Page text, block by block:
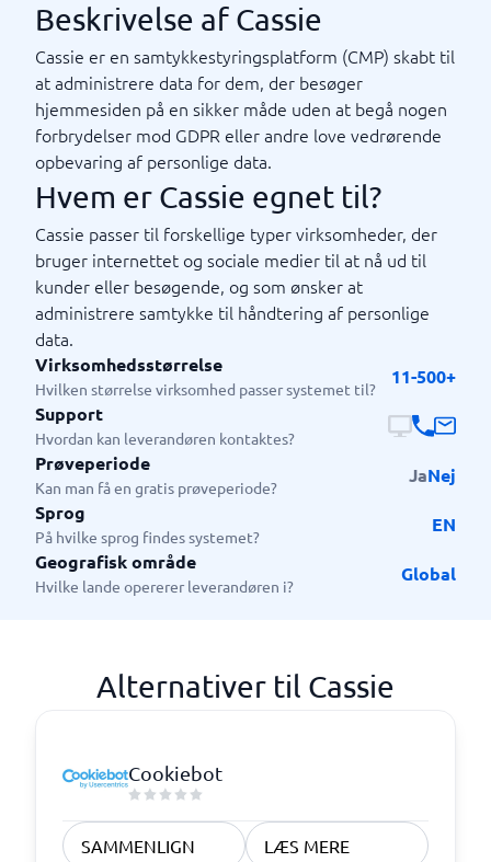
Beskrivelse af Cassie
Cassie er en samtykkestyringsplatform (CMP) skabt til
at administrere data for dem, der besøger
hjemmesiden på en sikker måde uden at begå nogen
forbrydelser mod GDPR eller andre love vedrørende
opbevaring af personlige data.
Hvem er Cassie egnet til?
Cassie passer til forskellige typer virksomheder, der
bruger internettet og sociale medier til at nå ud til
kunder eller besøgende, og som ønsker at
administrere samtykke til håndtering af personlige
data.
Virksomhedsstørrelse
Hvilken størrelse virksomhed passer systemet til?
11-500+
Support
Hvordan kan leverandøren kontaktes?
Prøveperiode
Kan man få en gratis prøveperiode?
JaNej
Sprog
På hvilke sprog findes systemet?
EN
Geografisk område
Hvilke lande opererer leverandøren i?
Global
Alternativer til Cassie
Cookiebot
SAMMENLIGN LÆS MERE